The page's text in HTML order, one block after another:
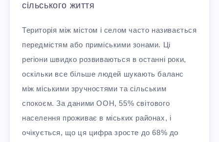
сільського життя
Територія між містом і селом часто називається
передмістям або приміськими зонами. Ці
регіони швидко розвиваються в останні роки,
оскільки все більше людей шукають баланс
між міськими зручностями та сільським
спокоєм. За даними ООН, 55% світового
населення проживає в міських районах, і
очікується, що ця цифра зросте до 68% до